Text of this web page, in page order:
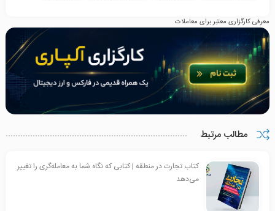
معرفی کارگزاری معتبر برای معاملات
مطالب مرتبط
کتاب تجارت در منطقه | کتابی که نگاه شما به معامله‌گری را تغییر
می‌دهد